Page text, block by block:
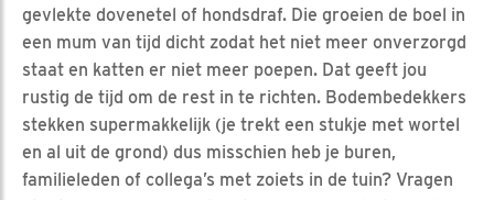
gevlekte dovenetel of hondsdraf. Die groeien de boel in
een mum van tijd dicht zodat het niet meer onverzorgd
staat en katten er niet meer poepen. Dat geeft jou
rustig de tijd om de rest in te richten. Bodembedekkers
stekken supermakkelijk (je trekt een stukje met wortel
en al uit de grond) dus misschien heb je buren,
familieleden of collega’s met zoiets in de tuin? Vragen